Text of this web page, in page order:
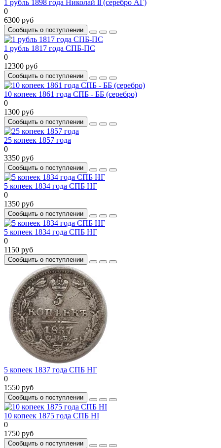
1 рубль 1898 года Николай ll (серебро АГ)
0
6300 руб
Сообщить о поступлении
1 рубль 1817 года СПБ-ПС
0
12300 руб
Сообщить о поступлении
10 копеек 1861 года СПБ - ББ (серебро)
0
1300 руб
Сообщить о поступлении
25 копеек 1857 года
0
3350 руб
Сообщить о поступлении
5 копеек 1834 года СПБ НГ
0
1350 руб
Сообщить о поступлении
5 копеек 1834 года СПБ НГ
0
1150 руб
Сообщить о поступлении
5 копеек 1837 года СПБ НГ
0
1550 руб
Сообщить о поступлении
10 копеек 1875 года СПБ HI
0
1750 руб
Сообщить о поступлении